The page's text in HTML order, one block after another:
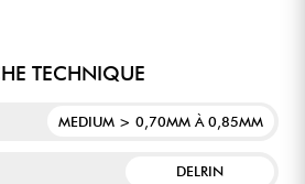
TECHNIQUE
MEDIUM > 0,70MM À 0,85MM
DELRIN